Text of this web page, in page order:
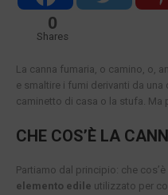
0
Shares
La canna fumaria, o camino, o,
e smaltire i fumi derivanti da
caminetto di casa o la stufa. Ma
CHE COS’È LA
Partiamo dal principio: che
elemento edile utilizzato per